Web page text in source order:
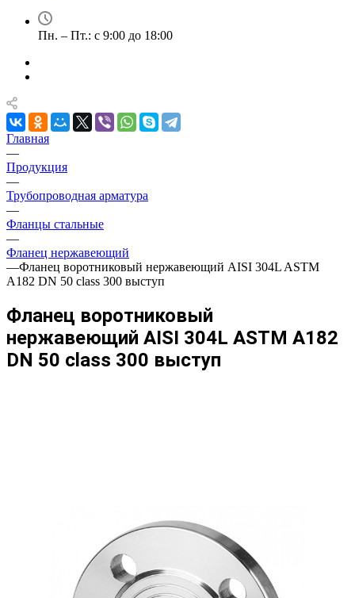
Пн. – Пт.: с 9:00 до 18:00
Главная
—
Продукция
—
Трубопроводная арматура
—
Фланцы стальные
—
Фланец нержавеющий
—Фланец воротниковый нержавеющий AISI 304L ASTM
A182 DN 50 class 300 выступ
Фланец воротниковый
нержавеющий AISI 304L ASTM A182
DN 50 class 300 выступ